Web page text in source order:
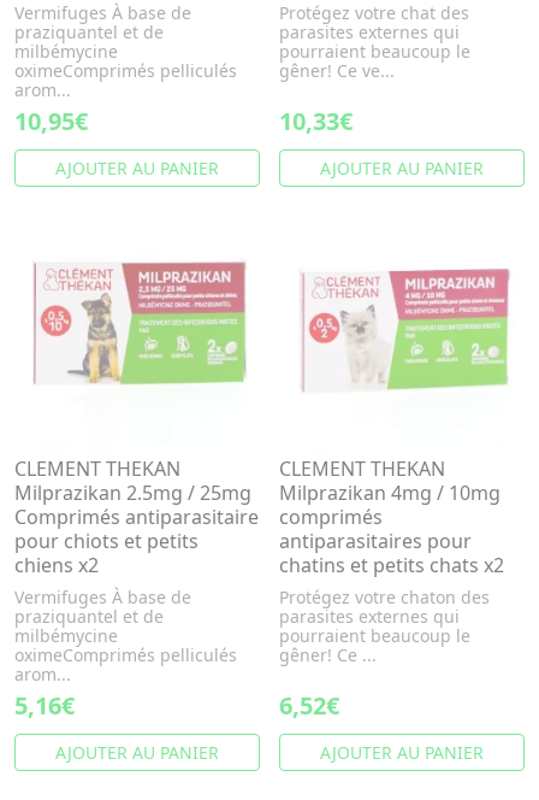
Vermifuges À base de
praziquantel et de
milbémycine
oximeComprimés pelliculés
arom...
10,95€
AJOUTER AU PANIER
Protégez votre chat des
parasites externes qui
pourraient beaucoup le
gêner! Ce ve...
10,33€
AJOUTER AU PANIER
CLEMENT THEKAN
Milprazikan 2.5mg / 25mg
Comprimés antiparasitaire
pour chiots et petits
chiens x2
Vermifuges À base de
praziquantel et de
milbémycine
oximeComprimés pelliculés
arom...
5,16€
AJOUTER AU PANIER
CLEMENT THEKAN
Milprazikan 4mg / 10mg
comprimés
antiparasitaires pour
chatins et petits chats x2
Protégez votre chaton des
parasites externes qui
pourraient beaucoup le
gêner! Ce ...
6,52€
AJOUTER AU PANIER